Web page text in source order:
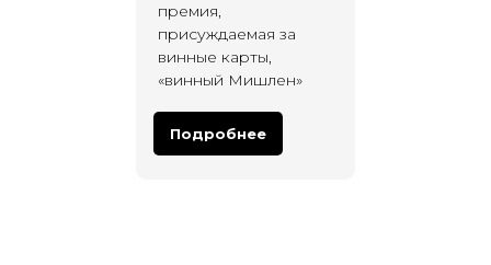
премия,
присуждаемая за
винные карты,
«винный Мишлен»
Подробнее